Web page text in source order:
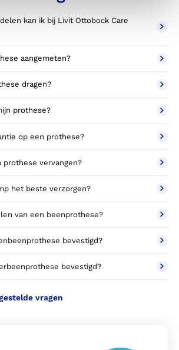
kan ik bij Livit Ottobock Care
aangemeten?
dragen?
prothese?
op een prothese?
prothese vervangen?
het beste verzorgen?
van een beenprothese?
bevestigd?
bevestigd?
vragen